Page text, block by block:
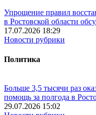
Упрощение правил
в Ростовской области
17.07.2026 18:29
Новости рубрики
Политика
Больше 3,5 тысячи раз
помощь за полгода в
29.07.2026 15:02